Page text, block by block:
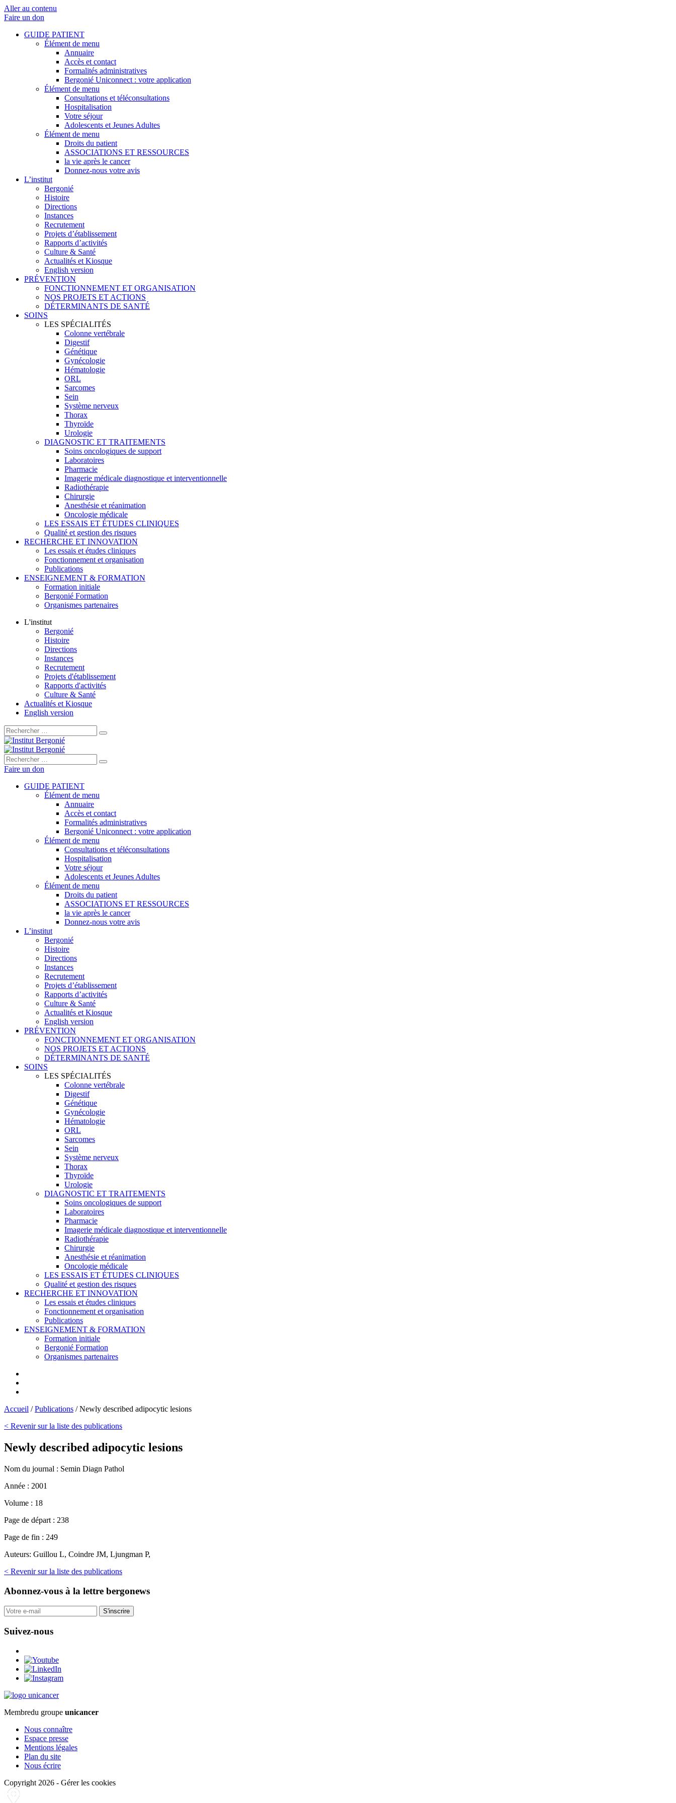
Aller au contenu
Faire un don
GUIDE PATIENT
Élément de menu
Annuaire
Accès et contact
Formalités administratives
Bergonié Uniconnect : votre application
Élément de menu
Consultations et téléconsultations
Hospitalisation
Votre séjour
Adolescents et Jeunes Adultes
Élément de menu
Droits du patient
ASSOCIATIONS ET RESSOURCES
la vie après le cancer
Donnez-nous votre avis
L’institut
Bergonié
Histoire
Directions
Instances
Recrutement
Projets d’établissement
Rapports d’activités
Culture & Santé
Actualités et Kiosque
English version
PRÉVENTION
FONCTIONNEMENT ET ORGANISATION
NOS PROJETS ET ACTIONS
DÉTERMINANTS DE SANTÉ
SOINS
LES SPÉCIALITÉS
Colonne vertébrale
Digestif
Génétique
Gynécologie
Hématologie
ORL
Sarcomes
Sein
Système nerveux
Thorax
Thyroïde
Urologie
DIAGNOSTIC ET TRAITEMENTS
Soins oncologiques de support
Laboratoires
Pharmacie
Imagerie médicale diagnostique et interventionnelle
Radiothérapie
Chirurgie
Anesthésie et réanimation
Oncologie médicale
LES ESSAIS ET ÉTUDES CLINIQUES
Qualité et gestion des risques
RECHERCHE ET INNOVATION
Les essais et études cliniques
Fonctionnement et organisation
Publications
ENSEIGNEMENT & FORMATION
Formation initiale
Bergonié Formation
Organismes partenaires
L'institut
Bergonié
Histoire
Directions
Instances
Recrutement
Projets d'établissement
Rapports d'activités
Culture & Santé
Actualités et Kiosque
English version
Rechercher :
Rechercher :
Faire un don
GUIDE PATIENT
Élément de menu
Annuaire
Accès et contact
Formalités administratives
Bergonié Uniconnect : votre application
Élément de menu
Consultations et téléconsultations
Hospitalisation
Votre séjour
Adolescents et Jeunes Adultes
Élément de menu
Droits du patient
ASSOCIATIONS ET RESSOURCES
la vie après le cancer
Donnez-nous votre avis
L’institut
Bergonié
Histoire
Directions
Instances
Recrutement
Projets d’établissement
Rapports d’activités
Culture & Santé
Actualités et Kiosque
English version
PRÉVENTION
FONCTIONNEMENT ET ORGANISATION
NOS PROJETS ET ACTIONS
DÉTERMINANTS DE SANTÉ
SOINS
LES SPÉCIALITÉS
Colonne vertébrale
Digestif
Génétique
Gynécologie
Hématologie
ORL
Sarcomes
Sein
Système nerveux
Thorax
Thyroïde
Urologie
DIAGNOSTIC ET TRAITEMENTS
Soins oncologiques de support
Laboratoires
Pharmacie
Imagerie médicale diagnostique et interventionnelle
Radiothérapie
Chirurgie
Anesthésie et réanimation
Oncologie médicale
LES ESSAIS ET ÉTUDES CLINIQUES
Qualité et gestion des risques
RECHERCHE ET INNOVATION
Les essais et études cliniques
Fonctionnement et organisation
Publications
ENSEIGNEMENT & FORMATION
Formation initiale
Bergonié Formation
Organismes partenaires
Accueil /Publications /Newly described adipocytic lesions
< Revenir sur la liste des publications
Newly described adipocytic lesions
Nom du journal : Semin Diagn Pathol
Année : 2001
Volume : 18
Page de départ : 238
Page de fin : 249
Auteurs: Guillou L, Coindre JM, Ljungman P,
< Revenir sur la liste des publications
Abonnez-vous à la lettre bergonews
S'inscrire
Suivez-nous
Membredu groupe unicancer
Nous connaître
Espace presse
Mentions légales
Plan du site
Nous écrire
Copyright 2026 - Gérer les cookies